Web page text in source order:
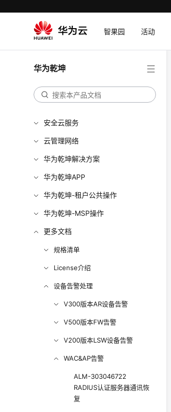
智果园 活动
华为乾坤
安全云服务
云管理网络
华为乾坤解决方案
华为乾坤APP
华为乾坤-租户公共操作
华为乾坤-MSP操作
更多文档
规格清单
License介绍
设备告警处理
V300版本AR设备告警
V500版本FW告警
V200版本LSW设备告警
WAC&AP告警
ALM-303046722
RADIUS认证服务器通讯恢
复